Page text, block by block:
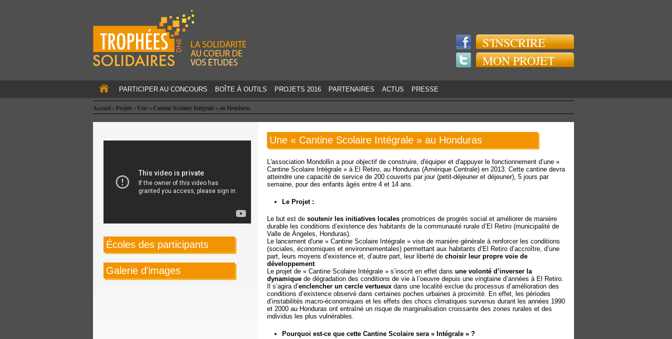
S'INSCRIRE
MON PROJET
PARTICIPER AU CONCOURS BOÎTE À OUTILS PROJETS 2016 PARTENAIRES ACTUS PRESSE
Accueil › Projets › Une « Cantine Scolaire Intégrale » au Honduras
Écoles des participants
Galerie d'images
Une « Cantine Scolaire Intégrale » au Honduras
L'association Mondollin a pour objectif de construire, d'équiper et d'appuyer le fonctionnement d’une «
Cantine Scolaire Intégrale » à El Retiro, au Honduras (Amérique Centrale) en 2013. Cette cantine devra
atteindre une capacité de service de 200 couverts par jour (petit-déjeuner et déjeuner), 5 jours par
semaine, pour des enfants âgés entre 4 et 14 ans.
Le Projet :
Le but est de soutenir les initiatives localespromotrices de progrès social et améliorer de manière
durable les conditions d’existence des habitants de la communauté rurale d’El Retiro (municipalité de
Valle de Ángeles, Honduras).
Le lancement d'une « Cantine Scolaire Intégrale » vise de manière générale à renforcer les conditions
(sociales, économiques et environnementales) permettant aux habitants d’El Retiro d’accroître, d’une
part, leurs moyens d’existence et, d’autre part, leur liberté de choisir leur propre voie de
développement.
Le projet de « Cantine Scolaire Intégrale » s’inscrit en effet dans une volonté d’inverser la
dynamiquede dégradation des conditions de vie à l’oeuvre depuis une vingtaine d’années à El Retiro.
Il s’agira d’enclencher un cercle vertueuxdans une localité exclue du processus d’amélioration des
conditions d’existence observé dans certaines poches urbaines à proximité. En effet, les périodes
d’instabilités macro-économiques et les effets des chocs climatiques survenus durant les années 1990
et 2000 au Honduras ont entraîné un risque de marginalisation croissante des zones rurales et des
individus les plus vulnérables.
Pourquoi est-ce que cette Cantine Scolaire sera « Intégrale » ?